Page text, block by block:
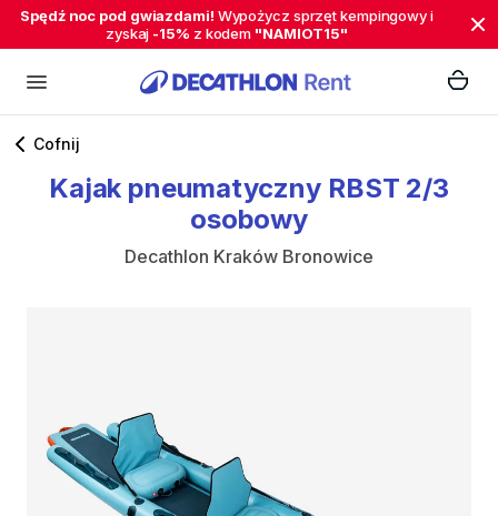
Spędź noc pod gwiazdami! Wypożycz sprzęt kempingowy i
zyskaj -15% z kodem "NAMIOT15"
Cofnij
Kajak pneumatyczny RBST 2​/​3
osobowy
Decathlon Kraków Bronowice